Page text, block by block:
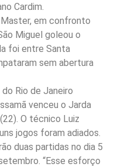
Cardim.
em confronto
Miguel goleou o
foi entre Santa
sem abertura
Rio de Janeiro
venceu o Jarda
O técnico Luiz
jogos foram adiados.
duas partidas no dia 5
“Esse esforço